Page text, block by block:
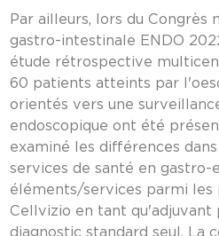
Par ailleurs, lors du Congrès
gastro-intestinale ENDO
étude rétrospective
60 patients atteints par
orientés vers une
endoscopique ont été
examiné les différences
services de santé en gastro-
éléments/services parmi les
Cellvizio en tant qu'adjuvant
diagnostic standard seul. La